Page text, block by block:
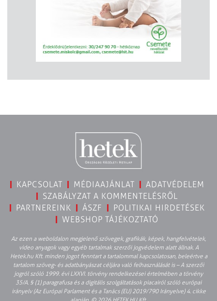
KAPCSOLAT MÉDIAAJÁNLAT
ADATVÉDELEM
SZABÁLYZAT A KOMMENTELÉSRŐL
PARTNEREINK
ÁSZF
POLITIKAI HIRDETÉSEK
WEBSHOP TÁJÉKOZTATÓ
Az ezen a weboldalon megjelenő szövegek, grafikák, képek, hangfelvételek,
video anyagok vagy egyéb tartalmak szerzői jogvédelem alatt állnak. A
Hetek.hu Kft. minden jogot fenntart a tartalommal kapcsolatosan, beleértve a
tartalom szöveg- és adatbányászat céljára való felhasználását is – A szerzői
jogról szóló 1999. évi LXXVI. törvény rendelkezései értelmében a törvény
35/A. § (1) paragrafusa és a digitális szolgáltatások piacairól szóló európai
irányelv (Az Európai Parlament és a Tanács (EU) 2019/790 Irányelve) 4. cikke